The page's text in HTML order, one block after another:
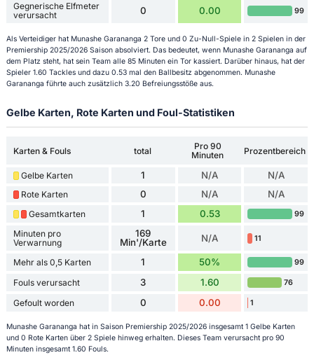
Gegnerische Elfmeter
verursacht
0 0.00 99
Als Verteidiger hat Munashe Garananga 2 Tore und 0 Zu-Null-Spiele in 2 Spielen in der
Premiership 2025/2026 Saison absolviert. Das bedeutet, wenn Munashe Garananga auf
dem Platz steht, hat sein Team alle 85 Minuten ein Tor kassiert. Darüber hinaus, hat der
Spieler 1.60 Tackles und dazu 0.53 mal den Ballbesitz abgenommen. Munashe
Garananga führte auch zusätzlich 3.20 Befreiungsstöße aus.
Gelbe Karten, Rote Karten und Foul-Statistiken
Karten & Fouls total
Pro 90
Minuten
Prozentbereich
Gelbe Karten 1 N/A N/A
Rote Karten 0 N/A N/A
Gesamtkarten 1 0.53 99
Minuten pro
Verwarnung
169
Min'/Karte
N/A 11
Mehr als 0,5 Karten 1 50% 99
Fouls verursacht 3 1.60 76
Gefoult worden 0 0.00 1
Munashe Garananga hat in Saison Premiership 2025/2026 insgesamt 1 Gelbe Karten
und 0 Rote Karten über 2 Spiele hinweg erhalten. Dieses Team verursacht pro 90
Minuten insgesamt 1.60 Fouls.